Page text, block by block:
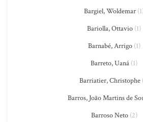
Bargiel, Woldemar
Bariolla, Ottavio (1)
Barnabé, Arrigo(1)
Barreto, Uaná (1)
Barriatier, Christophe
Barros, João Martins de
Barroso Neto(2)